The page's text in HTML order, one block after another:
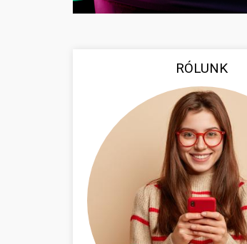
RÓLUNK